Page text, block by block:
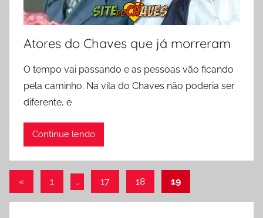
Atores do Chaves que já morreram
O tempo vai passando e as pessoas vão ficando
pela caminho. Na vila do Chaves não poderia ser
diferente, e
Continue lendo
Paginação
de
«Post
1 … 17 18 19